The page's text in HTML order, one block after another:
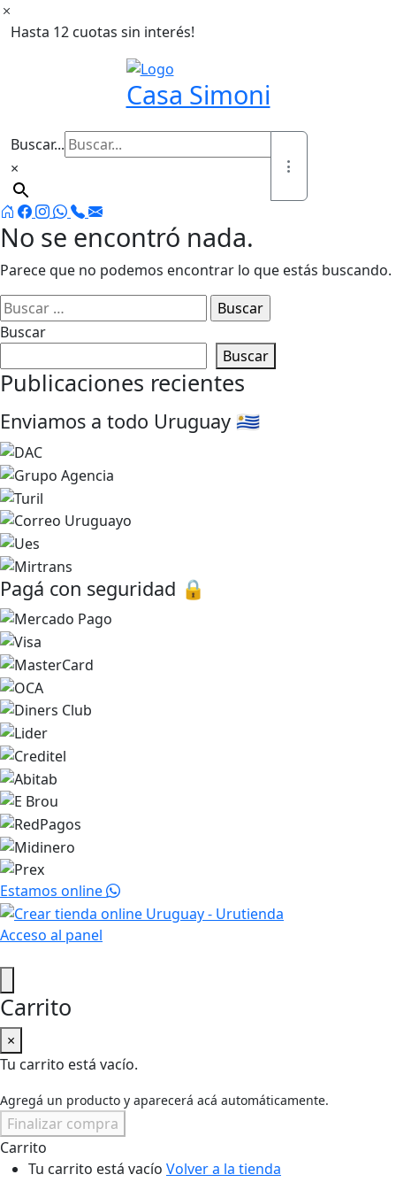
Ir
Hasta 12 cuotas sin interés!
Casa Simoni
Buscar...
×
No se encontró nada.
Parece que no podemos encontrar lo que estás buscando.
Buscar:
Buscar
Buscar
Publicaciones recientes
Enviamos a todo Uruguay 🇺🇾
Pagá con seguridad 🔒
Estamos online
Acceso al panel
Carrito
×
Tu carrito está vacío.
Agregá un producto y aparecerá acá automáticamente.
Finalizar compra
Carrito
Tu carrito está vacío Volver a la tienda